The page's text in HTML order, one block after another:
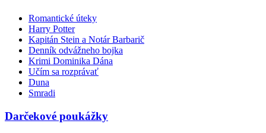
Romantické úteky
Harry Potter
Kapitán Stein a Notár Barbarič
Denník odvážneho bojka
Krimi Dominika Dána
Učím sa rozprávať
Duna
Smradi
Darčekové poukážky